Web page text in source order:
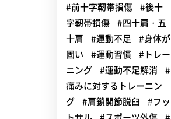
#前十字靭帯損傷
#後十
字靭帯損傷
#四十肩・五
十肩
#運動不足
#身体が
固い
#運動習慣
#トレー
ニング
#運動不足解消
#
痛みに対するトレーニン
グ
#肩鎖関節脱臼
#フッ